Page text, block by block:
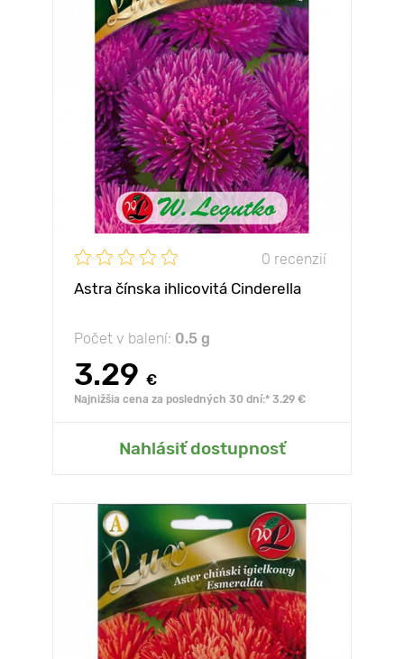
0 recenzií
Astra čínska ihlicovitá Cinderella
Počet v balení: 0.5 g
3.29 €
Najnižšia cena za posledných 30 dní:* 3.29 €
Nahlásiť dostupnosť